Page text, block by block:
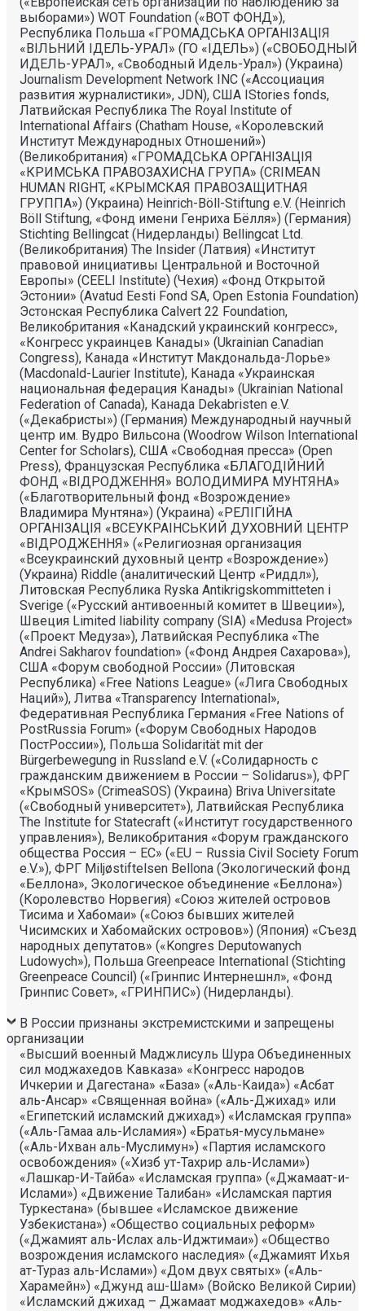
выборами») WOT Foundation («ВОТ ФОНД»),
Республика Польша «ГРОМАДСЬКА ОРГАНI3АЦIЯ
«ВIЛЬНИЙ IДЕЛЬ-УРАЛ» (ГО «IДЕЛЬ») («СВОБОДНЫЙ
ИДЕЛЬ-УРАЛ», «Свободный Идель-Урал») (Украина)
Journalism Development Network INC («Ассоциация
развития журналистики», JDN), США IStories fonds,
Латвийская Республика The Royal Institute of
International Affairs (Chatham House, «Королевский
Институт Международных Отношений»)
(Великобритания) «ГРОМАДСЬКА ОРГАНIЗАЦIЯ
«КРИМСЬКА ПРАВОЗАХИСНА ГРУПА» (CRIMEAN
HUMAN RIGHT, «КРЫМСКАЯ ПРАВОЗАЩИТНАЯ
ГРУППА») (Украина) Heinrich-Böll-Stiftung e.V. (Heinrich
Böll Stiftung, «Фонд имени Генриха Бёлля») (Германия)
Stichting Bellingcat (Нидерланды) Bellingcat Ltd.
(Великобритания) The Insider (Латвия) «Институт
правовой инициативы Центральной и Восточной
Европы» (CEELI Institute) (Чехия) «Фонд Открытой
Эстонии» (Avatud Eesti Fond SA, Open Estonia Foundation)
Эстонская Республика Calvert 22 Foundation,
Великобритания «Канадский украинский конгресс»,
«Конгресс украинцев Канады» (Ukrainian Canadian
Congress), Канада «Институт Макдональда-Лорье»
(Macdonald-Laurier Institute), Канада «Украинская
национальная федерация Канады» (Ukrainian National
Federation of Canada), Канада Dekabristen e.V.
(«Декабристы») (Германия) Международный научный
центр им. Вудро Вильсона (Woodrow Wilson International
Center for Scholars), США «Свободная пресса» (Open
Press), Французская Республика «БЛАГОДIЙНИЙ
ФОНД «ВIДРОДЖЕННЯ» ВОЛОДИМИРА МУНТЯНА»
(«Благотворительный фонд «Возрождение»
Владимира Мунтяна») (Украина) «РЕЛIГIЙНА
ОРГАНIЗАЦIЯ «ВСЕУКРАIНСЬКИЙ ДУХОВНИЙ ЦЕНТР
«ВIДРОДЖЕННЯ» («Религиозная организация
«Всеукраинский духовный центр «Возрождение»)
(Украина) Riddle (аналитический Центр «Риддл»),
Литовская Республика Ryska Antikrigskommitteten i
Sverige («Русский антивоенный комитет в Швеции»),
Швеция Limited liability company (SIA) «Medusa Project»
(«Проект Медуза»), Латвийская Республика «The
Andrei Sakharov foundation» («Фонд Андрея Сахарова»),
США «Форум свободной России» (Литовская
Республика) «Free Nations League» («Лига Свободных
Наций»), Литва «Transparеncy International»,
Федеративная Республика Германия «Free Nations of
PostRussia Forum» («Форум Свободных Народов
ПостРоссии»), Польша Solidarität mit der
Bürgerbewegung in Russland e.V. («Солидарность с
гражданским движением в России – Solidarus»), ФРГ
«КрымSOS» (CrimeaSOS) (Украина) Briva Universitate
(«Свободный университет»), Латвийская Республика
The Institute for Statecraft («Институт государственного
управления»), Великобритания «Форум гражданского
общества Россия – ЕС» («EU – Russia Civil Society Forum
e.V.»), ФРГ Miljøstiftelsen Bellona (Экологический фонд
«Беллона», Экологическое объединение «Беллона»)
(Королевство Норвегия) «Союз жителей островов
Тисима и Хабомаи» («Союз бывших жителей
Чисимских и Хабомайских островов») (Япония) «Съезд
народных депутатов» («Kongres Deputowanych
Ludowych»), Польша Greenpeace International (Stichting
Greenpeace Council) («Гринпис Интернешнл», «Фонд
Гринпис Совет», «ГРИНПИС») (Нидерланды).
В России признаны экстремистскими и запрещены
организации
«Высший военный Маджлисуль Шура Объединенных
сил моджахедов Кавказа» «Конгресс народов
Ичкерии и Дагестана» «База» («Аль-Каида») «Асбат
аль-Ансар» «Священная война» («Аль-Джихад» или
«Египетский исламский джихад») «Исламская группа»
(«Аль-Гамаа аль-Исламия») «Братья-мусульмане»
(«Аль-Ихван аль-Муслимун») «Партия исламского
освобождения» («Хизб ут-Тахрир аль-Ислами»)
«Лашкар-И-Тайба» «Исламская группа» («Джамаат-и-
Ислами») «Движение Талибан» «Исламская партия
Туркестана» (бывшее «Исламское движение
Узбекистана») «Общество социальных реформ»
(«Джамият аль-Ислах аль-Иджтимаи») «Общество
возрождения исламского наследия» («Джамият Ихья
ат-Тураз аль-Ислами») «Дом двух святых» («Аль-
Харамейн») «Джунд аш-Шам» (Войско Великой Сирии)
«Исламский джихад – Джамаат моджахедов» «Аль-